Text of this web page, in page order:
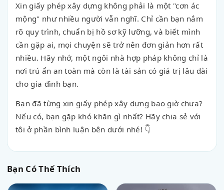
Xin giấy phép xây dựng không phải là một "cơn ác
mộng" như nhiều người vẫn nghĩ. Chỉ cần bạn nắm
rõ quy trình, chuẩn bị hồ sơ kỹ lưỡng, và biết mình
cần gặp ai, mọi chuyện sẽ trở nên đơn giản hơn rất
nhiều. Hãy nhớ, một ngôi nhà hợp pháp không chỉ là
nơi trú ẩn an toàn mà còn là tài sản có giá trị lâu dài
cho gia đình bạn.
Bạn đã từng xin giấy phép xây dựng bao giờ chưa?
Nếu có, bạn gặp khó khăn gì nhất? Hãy chia sẻ với
tôi ở phần bình luận bên dưới nhé! 👇
Bạn Có Thể Thích